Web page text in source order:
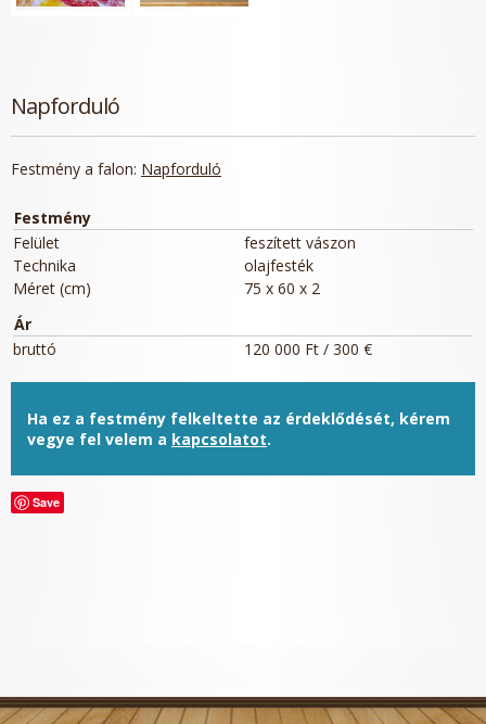
Napforduló
Festmény a falon: Napforduló
Festmény
Felület
feszített vászon
Technika
olajfesték
Méret (cm)
75 x 60 x 2
Ár
bruttó
120 000 Ft / 300 €
Ha ez a festmény felkeltette az érdeklődését, kérem
vegye fel velem a kapcsolatot.
Save